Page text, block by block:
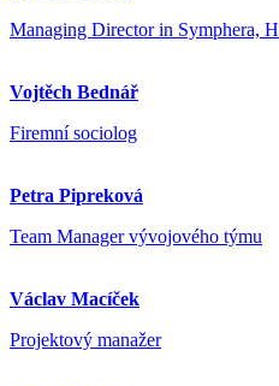
Managing Director in Symphera,
Vojtěch Bednář
Firemní sociolog
Petra Pipreková
Team Manager vývojového týmu
Václav Macíček
Projektový manažer